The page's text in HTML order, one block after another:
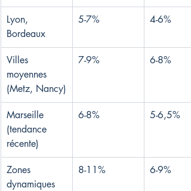
Lyon,
Bordeaux
5-7% 4-6%
Villes
moyennes
(Metz, Nancy)
7-9% 6-8%
Marseille
(tendance
récente)
6-8% 5-6,5%
Zones
dynamiques
8-11% 6-9%